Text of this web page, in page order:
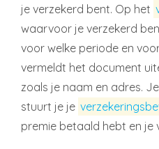
je verzekerd bent. Op het
waarvoor je verzekerd
voor welke periode en
vermeldt het document
zoals je naam en adres. Je
stuurt je je
premie betaald hebt en je